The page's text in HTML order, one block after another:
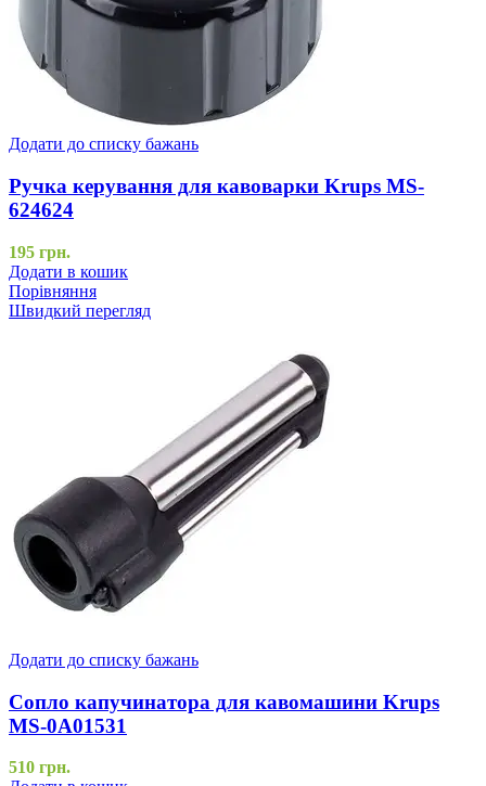
Додати до списку бажань
Ручка керування для кавоварки Krups MS-
624624
195 грн.
Додати в кошик
Порівняння
Швидкий перегляд
Додати до списку бажань
Сопло капучинатора для кавомашини Krups
MS-0A01531
510 грн.